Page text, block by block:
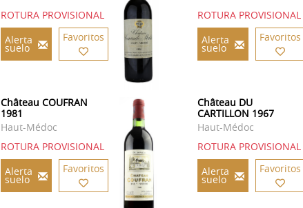
ROTURA PROVISIONAL
Alerta
suelo
Favoritos
ROTURA PROVISIONAL
Alerta
suelo
Favoritos
Château COUFRAN
1981
Haut-Médoc
ROTURA PROVISIONAL
Alerta
suelo
Favoritos
Château DU
CARTILLON 1967
Haut-Médoc
ROTURA PROVISIONAL
Alerta
suelo
Favoritos